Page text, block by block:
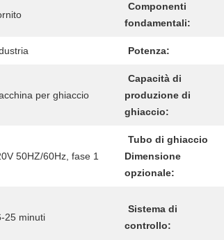
Componenti
fondamentali:
Potenza:
per ghiaccio
Capacità di
produzione di
ghiaccio:
50HZ/60Hz, fase 1
Tubo di ghiaccio
Dimensione
opzionale:
25 minuti
Sistema di
controllo: